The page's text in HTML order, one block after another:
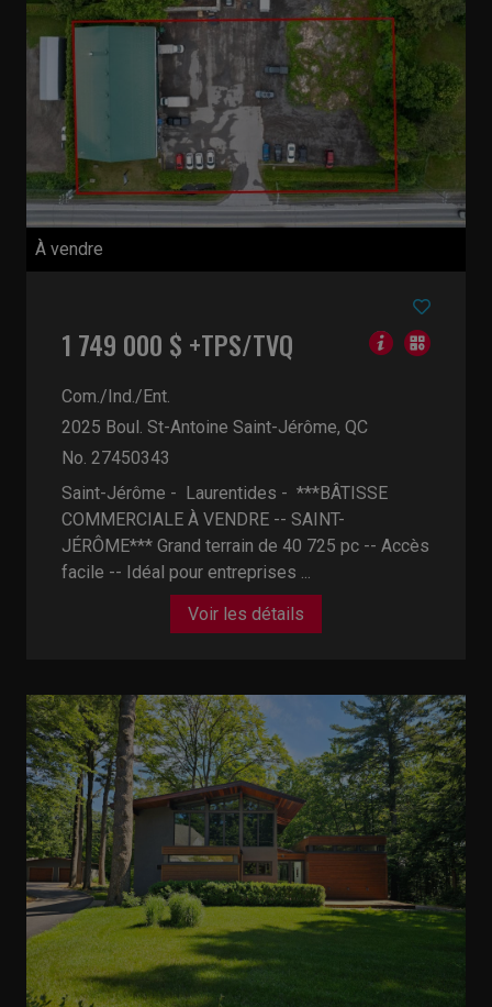
À vendre
1 749 000 $ +TPS/TVQ
Com./Ind./Ent.
2025 Boul. St-Antoine Saint-Jérôme, QC
No. 27450343
Saint-Jérôme - Laurentides - ***BÂTISSE
COMMERCIALE À VENDRE -- SAINT-
JÉRÔME*** Grand terrain de 40 725 pc -- Accès
facile -- Idéal pour entreprises ...
Voir les détails